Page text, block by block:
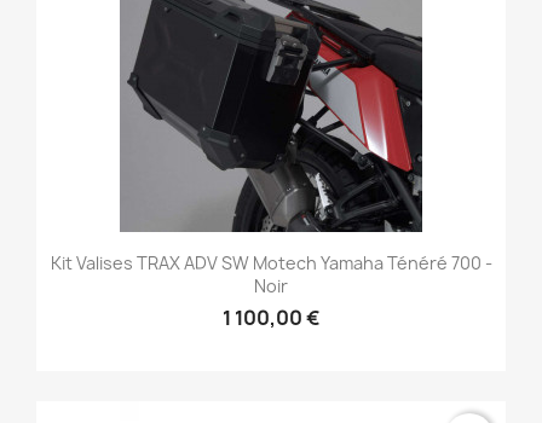
Kit Valises TRAX ADV SW Motech Yamaha Ténéré 700 -
Noir
1 100,00 €